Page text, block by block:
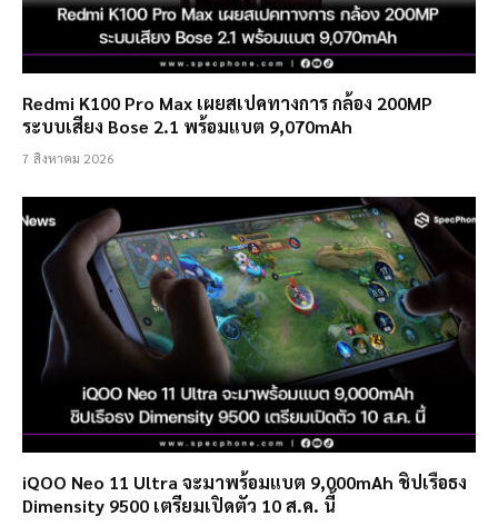
Redmi K100 Pro Max เผยสเปคทางการ กล้อง 200MP
ระบบเสียง Bose 2.1 พร้อมแบต 9,070mAh
7 สิงหาคม 2026
iQOO Neo 11 Ultra จะมาพร้อมแบต 9,000mAh ชิปเรือธง
Dimensity 9500 เตรียมเปิดตัว 10 ส.ค. นี้